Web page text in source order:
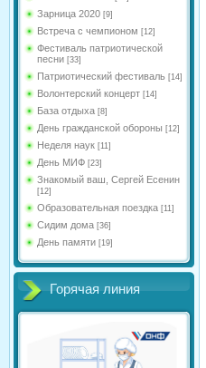
Зарница 2020 [9]
Встреча с чемпионом [12]
Фестиваль патриотической
песни [33]
Патриотический фестиваль [14]
Волонтерский концерт [14]
База отдыха [8]
День гражданской обороны [12]
Неделя наук [11]
День МИФ [23]
Знакомый ваш, Сергей Есенин
[12]
Образовательная поездка [11]
Сидим дома [36]
День памяти [19]
Горячая линия